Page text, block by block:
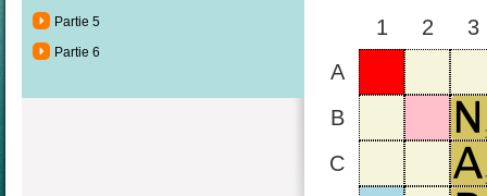
Partie 5
Partie 6
1 2
3
A
B
C